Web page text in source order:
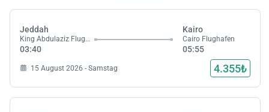
Jeddah
King Abdulaziz Flughafen
03:40
Kairo
Cairo Flughafen
05:55
15 August 2026 - Samstag 4.355₺